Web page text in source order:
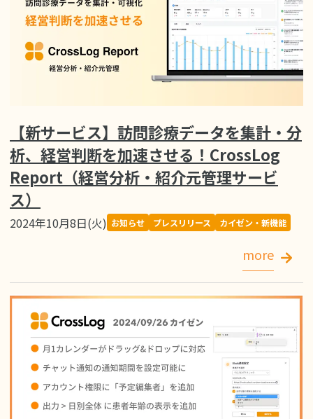
【新サービス】訪問診療データを集計・分
析、経営判断を加速させる！CrossLog
Report（経営分析・紹介元管理サービ
ス）
2024年10月8日(火) お知らせ プレスリリース カイゼン・新機能
more